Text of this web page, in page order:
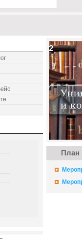
2
‹
План